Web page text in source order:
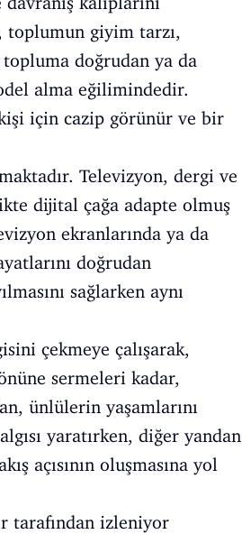
toplumun giyim tarzı,
doğrudan ya da
alma eğilimindedir.
için cazip görünür ve bir
Televizyon, dergi ve
dijital çağa adapte olmuş
ekranlarında ya da
doğrudan
sağlarken aynı
çekmeye çalışarak,
sermeleri kadar,
ünlülerin yaşamlarını
yaratırken, diğer yandan
açısının oluşmasına yol
tarafından izleniyor